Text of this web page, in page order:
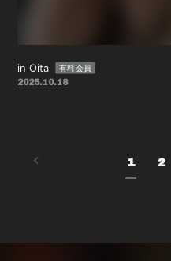
in Oita 有料会員
2025.10.18
1 2